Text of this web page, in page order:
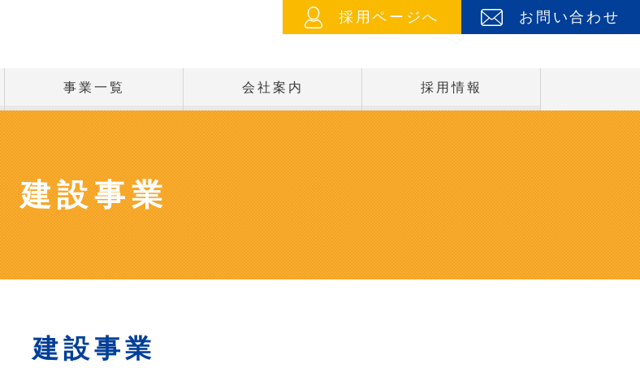
事業一覧 会社案内 採用情報
採用ページへ お問い合わせ
建設事業
建設事業